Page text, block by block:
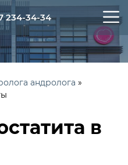
234-34-34
андролога »
в